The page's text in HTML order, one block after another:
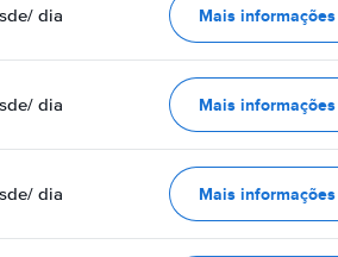
/ dia Mais informações
/ dia Mais informações
/ dia Mais informações